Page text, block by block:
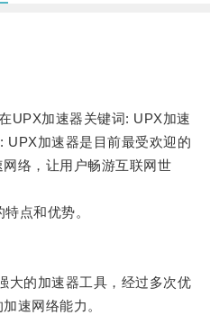
加速器关键词: UPX加速
UPX加速器是目前最受欢迎的
络，让用户畅游互联网世
点和优势。
的加速器工具，经过多次优
速网络能力。